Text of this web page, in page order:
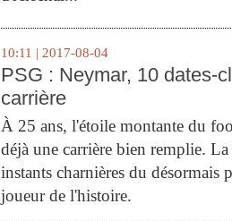
10:11 | 2017-08-04
PSG : Neymar, 10 dates-
carrière
À 25 ans, l'étoile montante du
déjà une carrière bien remplie.
instants charnières du désormais
joueur de l'histoire.